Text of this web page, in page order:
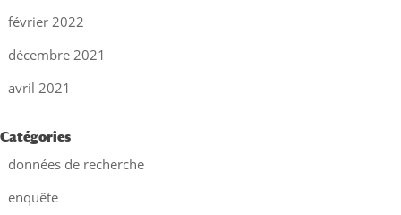
février 2022
décembre 2021
avril 2021
Catégories
données de recherche
enquête